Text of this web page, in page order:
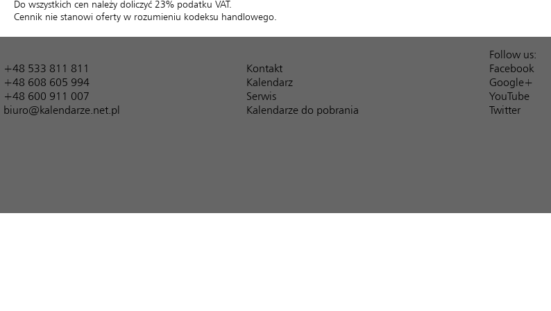
Do wszystkich cen należy doliczyć 23% podatku VAT.
Cennik nie stanowi oferty w rozumieniu kodeksu handlowego.
+48 533 811 811
+48 608 605 994
+48 600 911 007
biuro@kalendarze.net.pl
Kontakt
Kalendarz
Serwis
Kalendarze do pobrania
Follow us:
Facebook
Google+
YouTube
Twitter